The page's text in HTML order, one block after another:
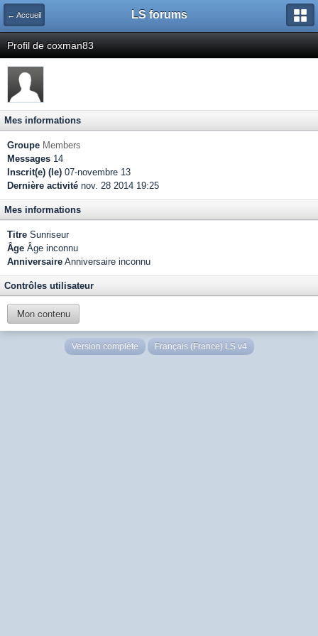
← Accueil LS forums
Profil de coxman83
Mes informations
Groupe Members
Messages 14
Inscrit(e) (le) 07-novembre 13
Dernière activité nov. 28 2014 19:25
Mes informations
Titre Sunriseur
Âge Âge inconnu
Anniversaire Anniversaire inconnu
Contrôles utilisateur
Mon contenu
Version complète Français (France) LS v4